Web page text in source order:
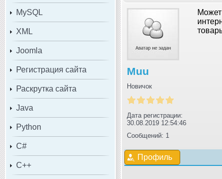
MySQL
XML
Joomla
Регистрация сайта
Раскрутка сайта
Java
Python
C#
C++
Muu
Новичок
Дата регистрации:
30.08.2019 12:54:46
Сообщений: 1
Может
Профиль